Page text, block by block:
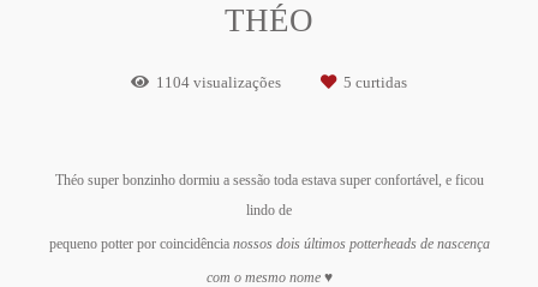
THÉO
1104 visualizações 5 curtidas
Théo super bonzinho dormiu a sessão toda estava super confortável, e ficou
lindo de
pequeno potter por coincidência nossos dois últimos potterheads de nascença
com o mesmo nome ♥